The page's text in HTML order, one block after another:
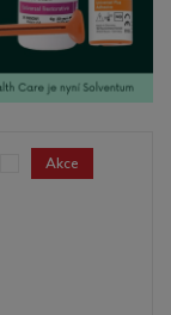
Akce